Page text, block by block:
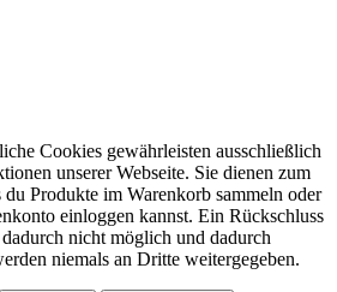
Cookies gewährleisten ausschließlich
unserer Webseite. Sie dienen zum
du Produkte im Warenkorb sammeln oder
einloggen kannst. Ein Rückschluss
nicht möglich und dadurch
niemals an Dritte weitergegeben.